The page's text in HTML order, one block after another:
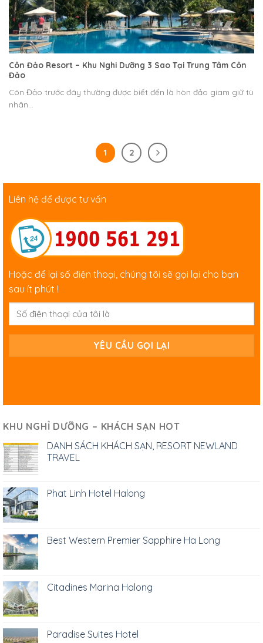
Côn Đảo Resort – Khu Nghi Dưỡng 3 Sao Tại Trung Tâm Côn
Đảo
Côn Đảo trước đây thường được biết đến là hòn đảo giam giữ tù
nhân...
1 2
Liên hệ để được tư vấn
Hoặc để lại số điện thoại, chúng tôi sẽ gọi lại cho bạn
sau ít phút !
KHU NGHỈ DƯỠNG – KHÁCH SẠN HOT
DANH SÁCH KHÁCH SẠN, RESORT NEWLAND
TRAVEL
Phat Linh Hotel Halong
Best Western Premier Sapphire Ha Long
Citadines Marina Halong
Paradise Suites Hotel